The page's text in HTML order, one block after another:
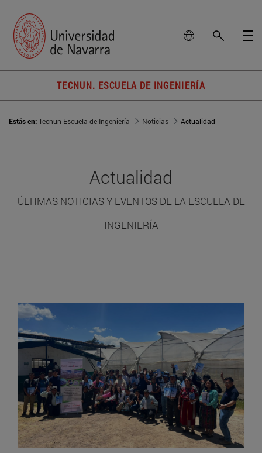
TECNUN. ESCUELA DE INGENIERÍA
Estás en:Tecnun Escuela de Ingeniería Noticias Actualidad
Actualidad
ÚLTIMAS NOTICIAS Y EVENTOS DE LA ESCUELA DE
INGENIERÍA